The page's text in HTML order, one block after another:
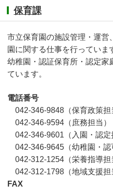
保育課
市立保育園の施設管理・運営
園に関する仕事を行っていま
幼稚園・認証保育所・認定家
ています。
電話番号
042-346-9848（保育政策担
042-346-9594（庶務担当）
042-346-9601（入園・認定
042-346-9645（幼稚園・認
042-312-1254（栄養指導担
042-312-1798（地域支援担
FAX